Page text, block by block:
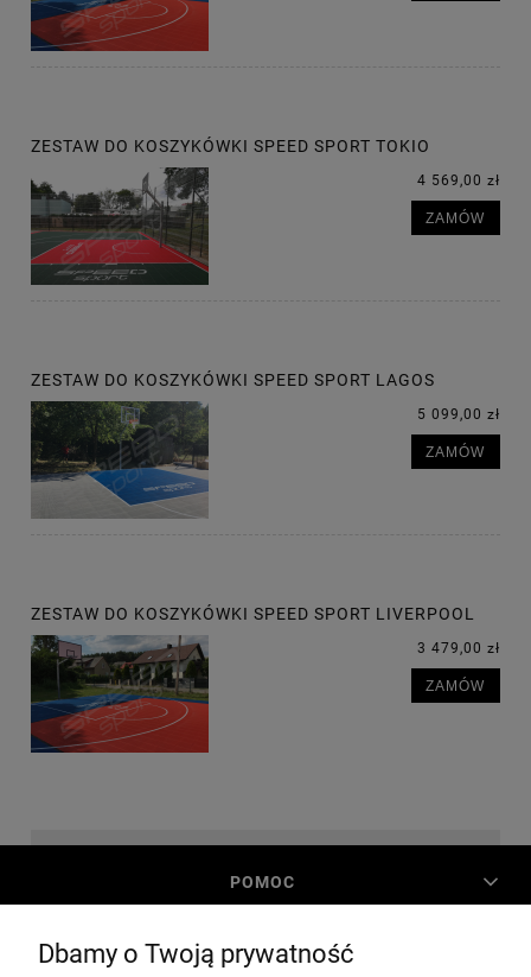
ZESTAW DO KOSZYKÓWKI SPEED SPORT TOKIO
4 569,00 zł
ZAMÓW
ZESTAW DO KOSZYKÓWKI SPEED SPORT LAGOS
5 099,00 zł
ZAMÓW
ZESTAW DO KOSZYKÓWKI SPEED SPORT LIVERPOOL
3 479,00 zł
ZAMÓW
POMOC
MOJE KONTO
Dbamy o Twoją prywatność